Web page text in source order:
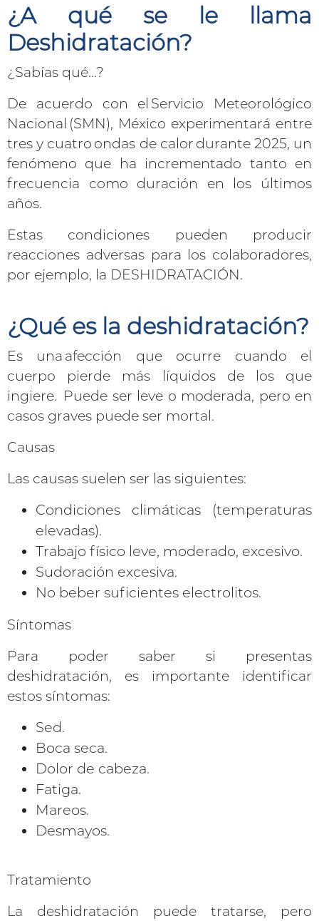
¿A qué se le llama
Deshidratación?
¿Sabías qué...?
De acuerdo con el Servicio Meteorológico
Nacional (SMN), México experimentará entre
tres y cuatro ondas de calor durante 2025, un
fenómeno que ha incrementado tanto en
frecuencia como duración en los últimos
años.
Estas condiciones pueden producir
reacciones adversas para los colaboradores,
por ejemplo, la DESHIDRATACIÓN.
¿Qué es la deshidratación?
Es una afección que ocurre cuando el
cuerpo pierde más líquidos de los que
ingiere. Puede ser leve o moderada, pero en
casos graves puede ser mortal.
Causas
Las causas suelen ser las siguientes:
Condiciones climáticas (temperaturas
elevadas).
Trabajo físico leve, moderado, excesivo.
Sudoración excesiva.
No beber suficientes electrolitos.
Síntomas
Para poder saber si presentas
deshidratación, es importante identificar
estos síntomas:
Sed.
Boca seca.
Dolor de cabeza.
Fatiga.
Mareos.
Desmayos.
Tratamiento
La deshidratación puede tratarse, pero